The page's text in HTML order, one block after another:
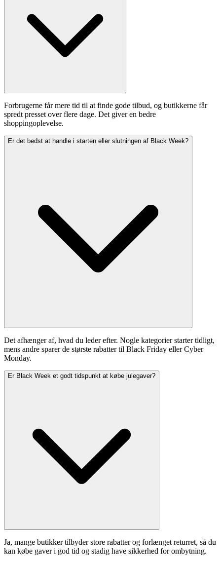
Forbrugerne får mere tid til at finde gode tilbud, og butikkerne får
spredt presset over flere dage. Det giver en bedre
shoppingoplevelse.
Er det bedst at handle i starten eller slutningen af Black Week?
Det afhænger af, hvad du leder efter. Nogle kategorier starter tidligt,
mens andre sparer de største rabatter til Black Friday eller Cyber
Monday.
Er Black Week et godt tidspunkt at købe julegaver?
Ja, mange butikker tilbyder store rabatter og forlænget returret, så du
kan købe gaver i god tid og stadig have sikkerhed for ombytning.